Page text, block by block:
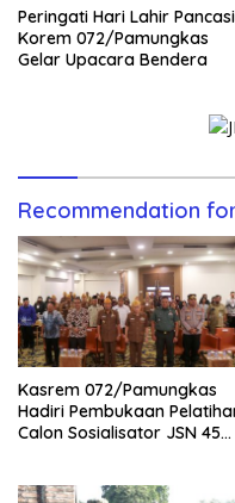
Peringati Hari Lahir
Korem 072/Pamungkas
Gelar Upacara Bendera
Recommendation
Kasrem 072/Pamungkas
Hadiri Pembukaan
Calon Sosialisator JSN 45